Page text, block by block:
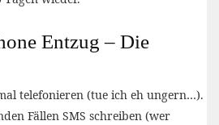
Entzug – Die
telefonieren (tue ich eh ungern…).
Fällen SMS schreiben (wer